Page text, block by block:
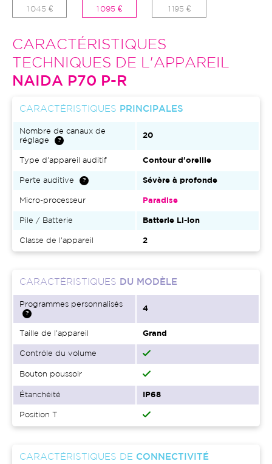
1 045 € 1 095 € 1 195 €
CARACTÉRISTIQUES
TECHNIQUES DE L'APPAREIL
NAIDA P70 P-R
CARACTÉRISTIQUES PRINCIPALES
Nombre de canaux de
réglage
20
Type d'appareil auditif Contour d'oreille
Perte auditive Sévère à profonde
Micro-processeur Paradise
Pile / Batterie Batterie Li-ion
Classe de l'appareil 2
CARACTÉRISTIQUES DU MODÈLE
Programmes personnalisés
4
Taille de l'appareil Grand
Contrôle du volume
Bouton poussoir
Étanchéité IP68
Position T
CARACTÉRISTIQUES DE CONNECTIVITÉ